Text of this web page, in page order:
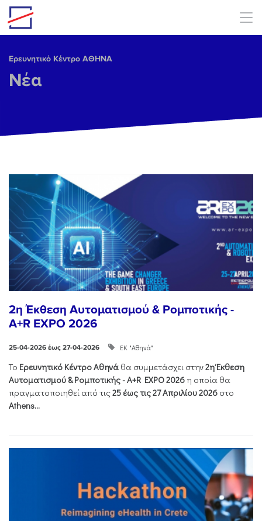
Skip to main content
Ερευνητικό Κέντρο ΑΘΗΝΑ
Νέα
2η Έκθεση Αυτοματισμού & Ρομποτικής -
A+R EXPO 2026
25-04-2026 έως 27-04-2026 ΕΚ "Αθηνά"
Το Ερευνητικό Κέντρο Αθηνά θα συμμετάσχει στην2η Έκθεση
Αυτοματισμού & Ρομποτικής - Α+R EXPO 2026 η οποία θα
πραγματοποιηθεί από τις25 έως τις 27 Απριλίου 2026 στο
Athens...